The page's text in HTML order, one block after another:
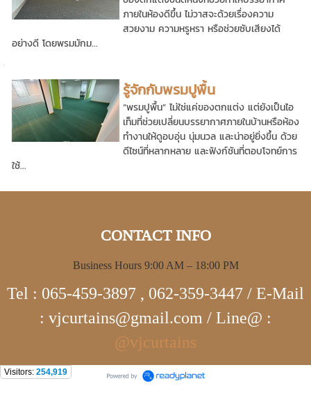
ภายในห้องดีขึ้น ไม่วาสจะด้วยเรื่องความ
สวยงาม ความหรูหรา หรือช่วยซับเสียงได้
อย่างดี โดยพรมมักม...
รู้จักกับพรมปูพื้น
“พรมปูพื้น” ไม่ใช่แค่ของตกแต่ง แต่ยังเป็นไอ
เท็มที่ช่วยเปลี่ยนบรรยากาศภายในบ้านหรือห้อง
ทำงานให้ดูอบอุ่น นุ่มนวล และน่าอยู่ยิ่งขึ้น ด้วย
ดีไซน์ที่หลากหลาย และฟังก์ชันที่ตอบโจทย์การ
ใช้...
CONTACT INFO
Business Hours 9:00 AM – 18:00 PM
Tel : 065-459-3897 , 062-359-3447 / E-Mail
: vjcurtains@gmail.com / Line@ :
@vjcurtains
Visitors: 254,919